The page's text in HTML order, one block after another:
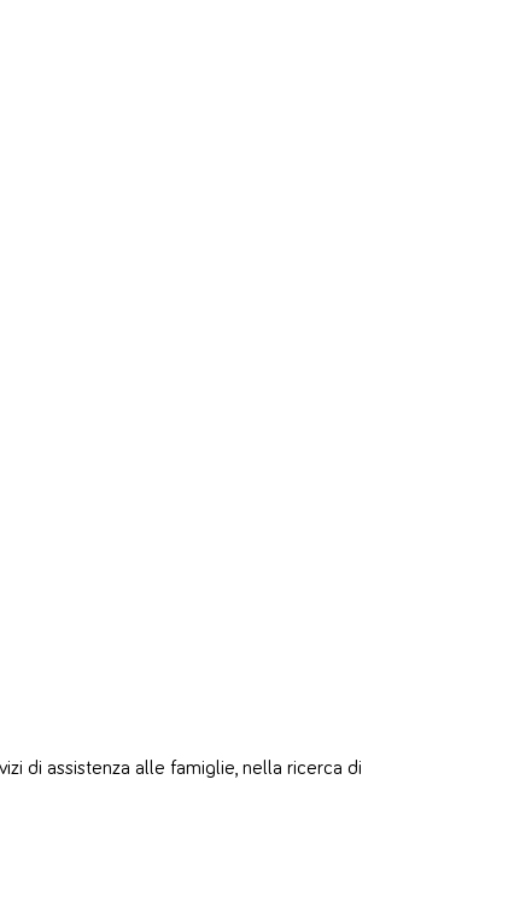
di assistenza alle famiglie, nella ricerca di